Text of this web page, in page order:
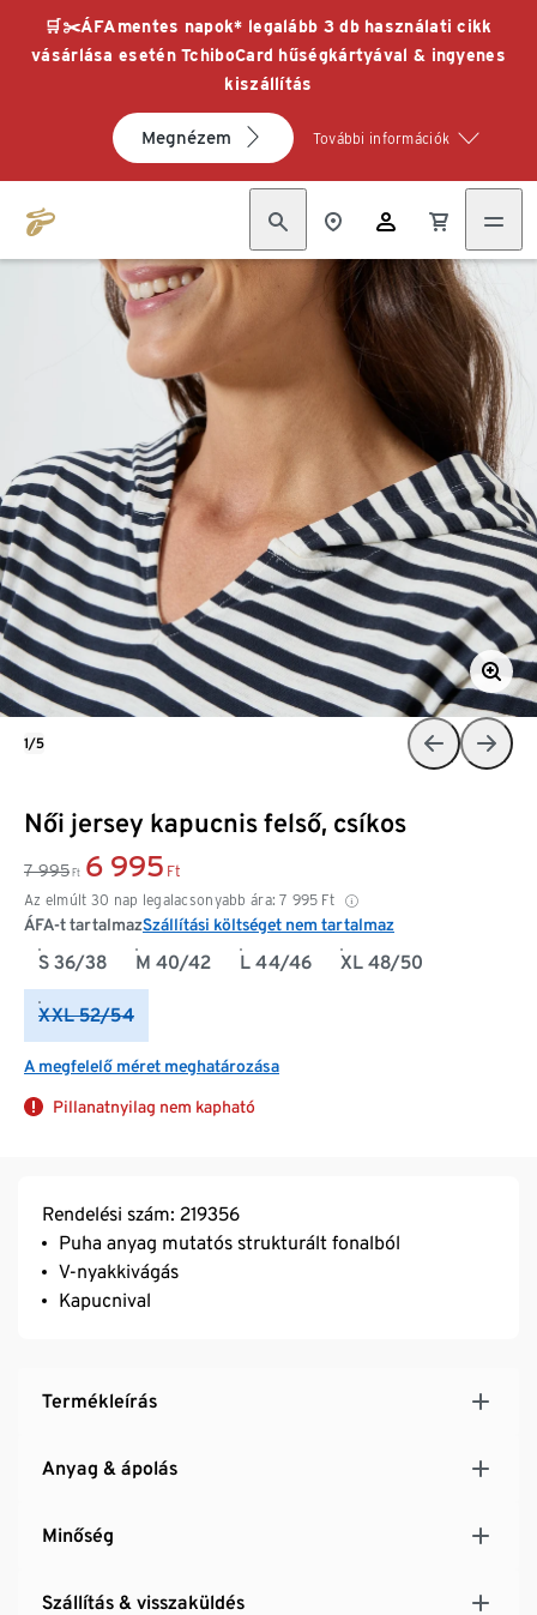
🛒✂️ÁFAmentes napok* legalább 3 db használati cikk
vásárlása esetén TchiboCard hűségkártyával & ingyenes
kiszállítás
Megnézem További információk
Női jersey kapucnis felső, csíkos
7 995 Ft 6 995 Ft
Az elmúlt 30 nap legalacsonyabb ára: 7 995 Ft
ÁFA-t tartalmazSzállítási költséget nem tartalmaz
S 36/38 M 40/42 L 44/46 XL 48/50
XXL 52/54
A megfelelő méret meghatározása
Pillanatnyilag nem kapható
1/5
Rendelési szám: 219356
Puha anyag mutatós strukturált fonalból
V-nyakkivágás
Kapucnival
Termékleírás
Anyag & ápolás
Minőség
Szállítás & visszaküldés